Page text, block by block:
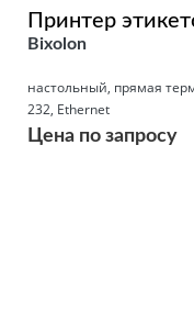
Принтер
Bixolon
настольный, прямая
232, Ethernet
Цена по запросу